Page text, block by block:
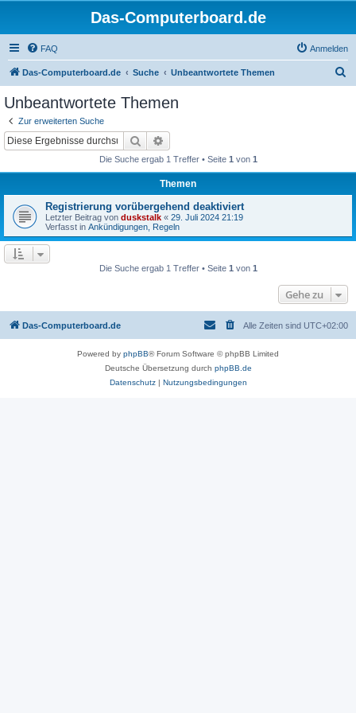
Das-Computerboard.de
FAQ Anmelden
Das-Computerboard.de Suche Unbeantwortete Themen
Unbeantwortete Themen
Zur erweiterten Suche
Suche
Die Suche ergab 1 Treffer • Seite 1 von 1
Themen
Registrierung vorübergehend deaktiviert
Letzter Beitrag von duskstalk « 29. Juli 2024 21:19
Verfasst in Ankündigungen, Regeln
Die Suche ergab 1 Treffer • Seite 1 von 1
Gehe zu
Das-Computerboard.de Alle Zeiten sind UTC+02:00
Powered by phpBB® Forum Software © phpBB Limited
Deutsche Übersetzung durch phpBB.de
Datenschutz| Nutzungsbedingungen